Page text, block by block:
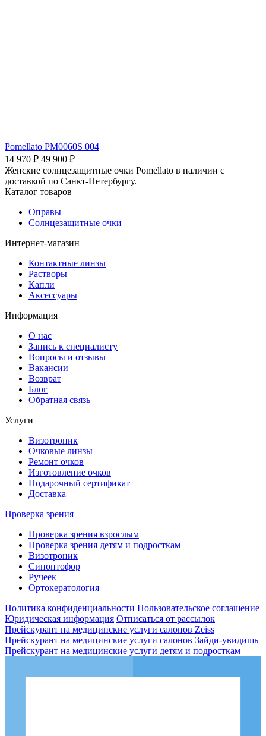
Pomellato PM0060S 004
14 970 ₽ 49 900 ₽
Женские солнцезащитные очки Pomellato в наличии с
доставкой по Санкт-Петербургу.
Каталог товаров
Оправы
Солнцезащитные очки
Интернет-магазин
Контактные линзы
Растворы
Капли
Аксессуары
Информация
О нас
Запись к специалисту
Вопросы и отзывы
Вакансии
Возврат
Блог
Обратная связь
Услуги
Визотроник
Очковые линзы
Ремонт очков
Изготовление очков
Подарочный сертификат
Доставка
Проверка зрения
Проверка зрения взрослым
Проверка зрения детям и подросткам
Визотроник
Синоптофор
Ручеек
Ортокератология
Политика конфиденциальности Пользовательское соглашение
Юридическая информация Отписаться от рассылок
Прейскурант на медицинские услуги салонов Zeiss
Прейскурант на медицинские услуги салонов Зайди-увидишь
Прейскурант на медицинские услуги детям и подросткам